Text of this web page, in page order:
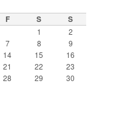
F S S
1
2
7 8
9
14 15
16
21 22
23
28 29
30